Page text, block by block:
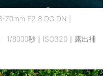
F2.8 DG DN |
8000秒｜ISO320｜露出補